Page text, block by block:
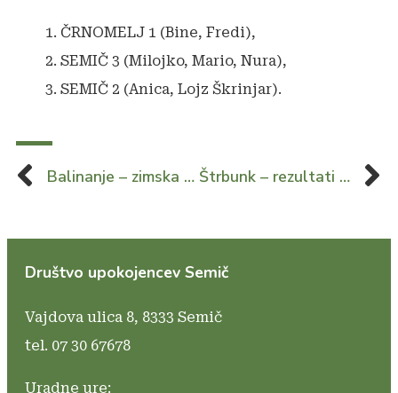
ČRNOMELJ 1 (Bine, Fredi),
SEMIČ 3 (Milojko, Mario, Nura),
SEMIČ 2 (Anica, Lojz Škrinjar).
Balinanje – zimska liga 6. krog Štrbunk – rezultati po 8. turnirju
Društvo upokojencev Semič
Vajdova ulica 8, 8333 Semič
tel. 07 30 67678
Uradne ure: